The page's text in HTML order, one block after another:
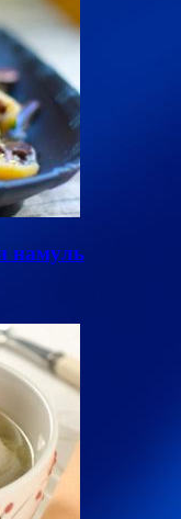
намуль